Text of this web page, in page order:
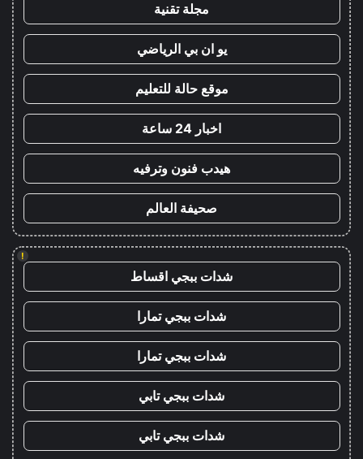
مجلة تقنية
يو ان بي الرياضي
موقع حالة للتعليم
اخبار 24 ساعة
هيدب فنون وترفيه
صحيفة العالم
!
شدات ببجي اقساط
شدات ببجي تمارا
شدات ببجي تمارا
شدات ببجي تابي
شدات ببجي تابي